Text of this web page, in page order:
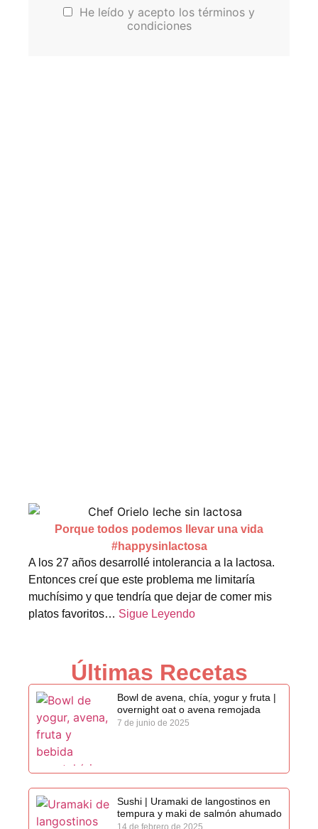
He leído y acepto los términos y
condiciones
Porque todos podemos llevar una vida
#happysinlactosa
A los 27 años desarrollé intolerancia a la lactosa.
Entonces creí que este problema me limitaría
muchísimo y que tendría que dejar de comer mis
platos favoritos… Sigue Leyendo
Últimas Recetas
Bowl de avena, chía, yogur y fruta |
overnight oat o avena remojada
7 de junio de 2025
Sushi | Uramaki de langostinos en
tempura y maki de salmón ahumado
14 de febrero de 2025